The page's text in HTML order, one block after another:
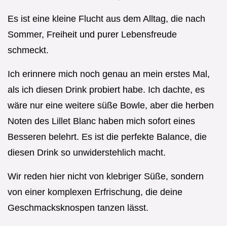
Es ist eine kleine Flucht aus dem Alltag, die nach
Sommer, Freiheit und purer Lebensfreude
schmeckt.
Ich erinnere mich noch genau an mein erstes Mal,
als ich diesen Drink probiert habe. Ich dachte, es
wäre nur eine weitere süße Bowle, aber die herben
Noten des Lillet Blanc haben mich sofort eines
Besseren belehrt. Es ist die perfekte Balance, die
diesen Drink so unwiderstehlich macht.
Wir reden hier nicht von klebriger Süße, sondern
von einer komplexen Erfrischung, die deine
Geschmacksknospen tanzen lässt.